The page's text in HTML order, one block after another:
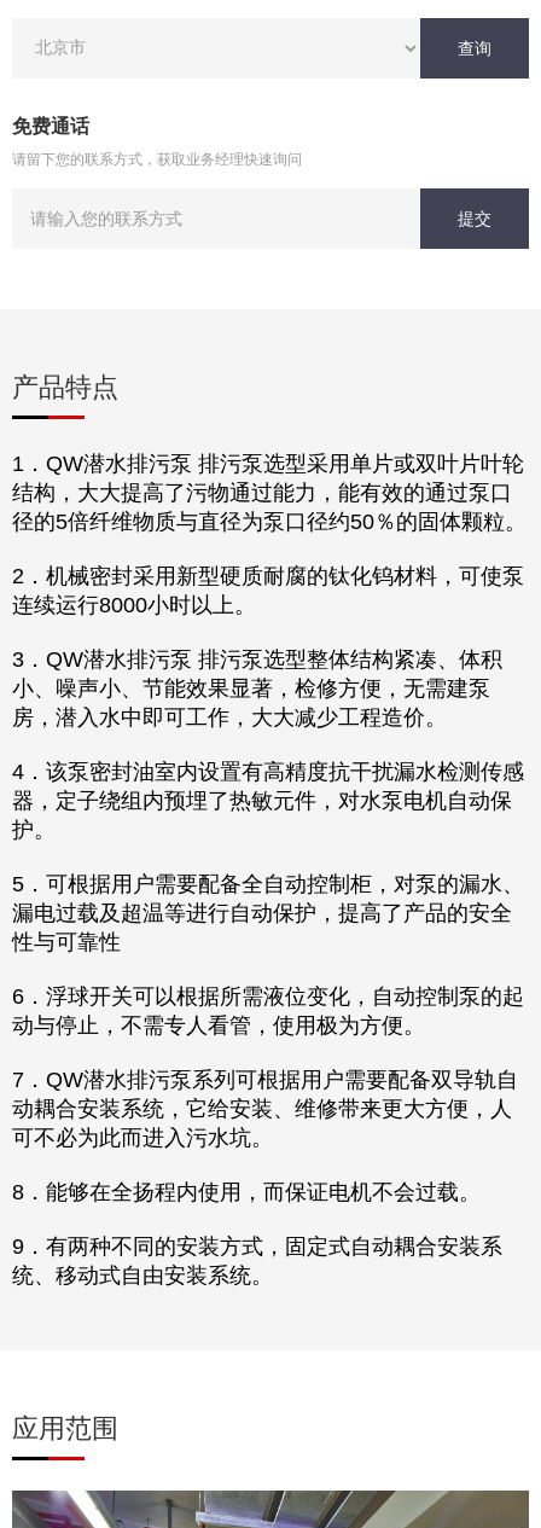
查询
免费通话
请留下您的联系方式，获取业务经理快速询问
提交
产品特点
1．QW潜水排污泵 排污泵选型采用单片或双叶片叶轮
结构，大大提高了污物通过能力，能有效的通过泵口
径的5倍纤维物质与直径为泵口径约50％的固体颗粒。
2．机械密封采用新型硬质耐腐的钛化钨材料，可使泵
连续运行8000小时以上。
3．QW潜水排污泵 排污泵选型整体结构紧凑、体积
小、噪声小、节能效果显著，检修方便，无需建泵
房，潜入水中即可工作，大大减少工程造价。
4．该泵密封油室内设置有高精度抗干扰漏水检测传感
器，定子绕组内预埋了热敏元件，对水泵电机自动保
护。
5．可根据用户需要配备全自动控制柜，对泵的漏水、
漏电过载及超温等进行自动保护，提高了产品的安全
性与可靠性
6．浮球开关可以根据所需液位变化，自动控制泵的起
动与停止，不需专人看管，使用极为方便。
7．QW潜水排污泵系列可根据用户需要配备双导轨自
动耦合安装系统，它给安装、维修带来更大方便，人
可不必为此而进入污水坑。
8．能够在全扬程内使用，而保证电机不会过载。
9．有两种不同的安装方式，固定式自动耦合安装系
统、移动式自由安装系统。
应用范围